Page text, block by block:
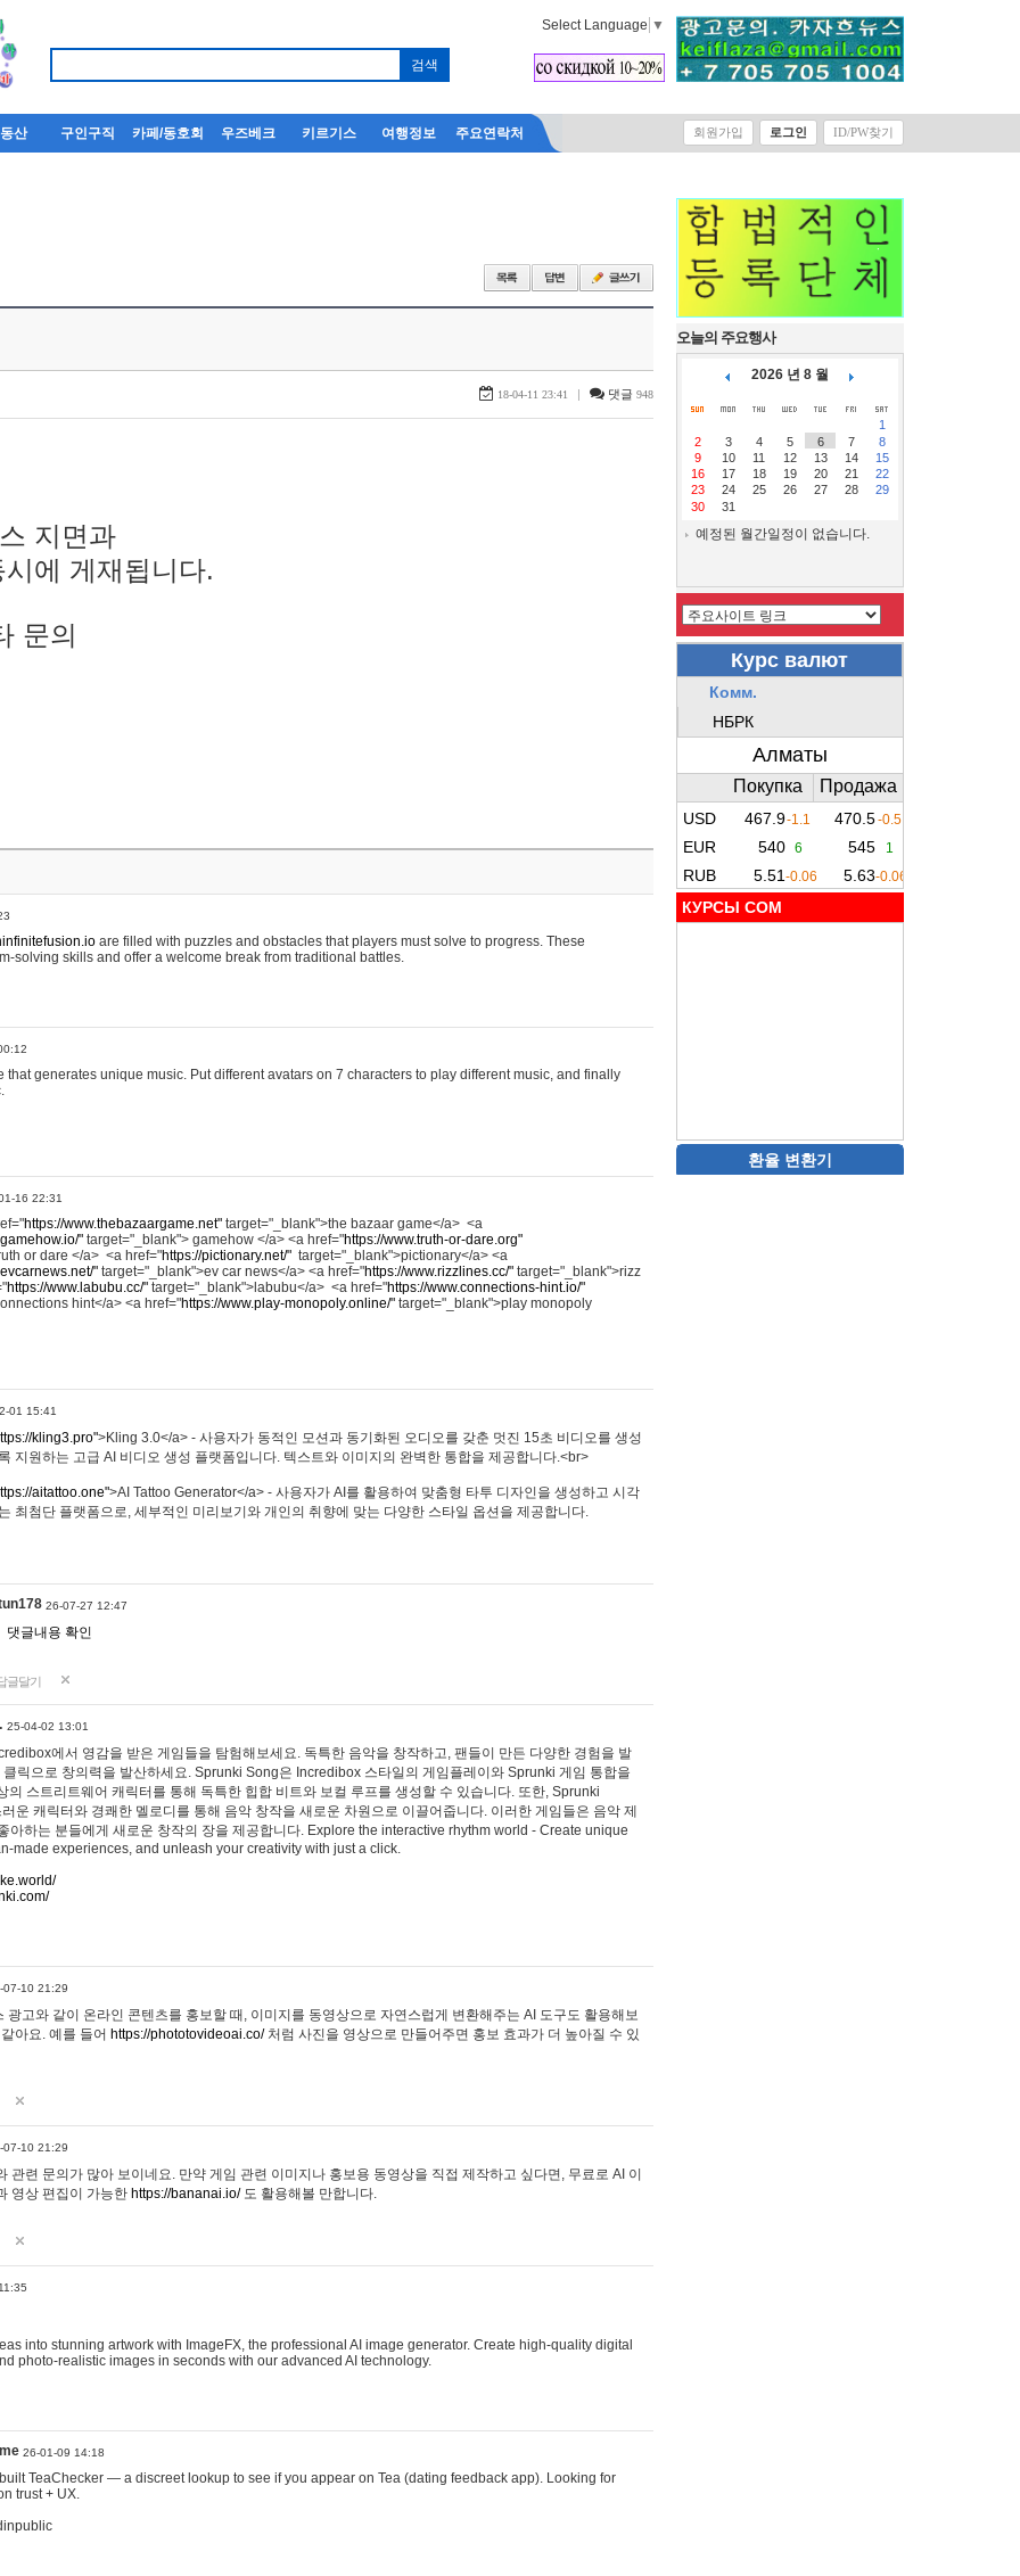
Select Language ▼
산 구인구직 카페/동호회 우즈베크 키르기스 여행정보 주요연락처 회원가입 로그인 ID/PW찾기
18-04-11 23:41 | 댓글 948
지면과
에 게재됩니다.
문의
are filled with puzzles and obstacles that players must solve to progress. These
solving skills and offer a welcome break from traditional battles.
that generates unique music. Put different avatars on 7 characters to play different music, and finally
16 22:31
https://www.thebazaargame.net" target="_blank">the bazaar game</a> <a
" target="_blank"> gamehow </a> <a href="https://www.truth-or-dare.org"
or dare </a> <a href="https://pictionary.net/" target="_blank">pictionary</a> <a
" target="_blank">ev car news</a> <a href="https://www.rizzlines.cc/" target="_blank">rizz
https://www.labubu.cc/" target="_blank">labubu</a> <a href="https://www.connections-hint.io/"
hint</a> <a href="https://www.play-monopoly.online/" target="_blank">play monopoly
01 15:41
kling3.pro">Kling 3.0</a> - 사용자가 동적인 모션과 동기화된 오디오를 갖춘 멋진 15초 비디오를 생성
지원하는 고급 AI 비디오 생성 플랫폼입니다. 텍스트와 이미지의 완벽한 통합을 제공합니다.<br>
aitattoo.one">AI Tattoo Generator</a> - 사용자가 AI를 활용하여 맞춤형 타투 디자인을 생성하고 시각
최첨단 플랫폼으로, 세부적인 미리보기와 개인의 취향에 맞는 다양한 스타일 옵션을 제공합니다.
26-07-27 12:47
댓글내용 확인
글달기
25-04-02 13:01
에서 영감을 받은 게임들을 탐험해보세요. 독특한 음악을 창작하고, 팬들이 만든 다양한 경험을 발
클릭으로 창의력을 발산하세요. Sprunki Song은 Incredibox 스타일의 게임플레이와 Sprunki 게임 통합을
의 스트리트웨어 캐릭터를 통해 독특한 힙합 비트와 보컬 루프를 생성할 수 있습니다. 또한, Sprunki
운 캐릭터와 경쾌한 멜로디를 통해 음악 창작을 새로운 차원으로 이끌어줍니다. 이러한 게임들은 음악 제
아하는 분들에게 새로운 창작의 장을 제공합니다. Explore the interactive rhythm world - Create unique
made experiences, and unleash your creativity with just a click.
07-10 21:29
광고와 같이 온라인 콘텐츠를 홍보할 때, 이미지를 동영상으로 자연스럽게 변환해주는 AI 도구도 활용해보
아요. 예를 들어 https://phototovideoai.co/처럼 사진을 영상으로 만들어주면 홍보 효과가 더 높아질 수 있
07-10 21:29
관련 문의가 많아 보이네요. 만약 게임 관련 이미지나 홍보용 동영상을 직접 제작하고 싶다면, 무료로 AI 이
영상 편집이 가능한 https://bananai.io/도 활용해볼 만합니다.
into stunning artwork with ImageFX, the professional AI image generator. Create high-quality digital
photo-realistic images in seconds with our advanced AI technology.
26-01-09 14:18
TeaChecker — a discreet lookup to see if you appear on Tea (dating feedback app). Looking for
trust + UX.
오늘의 주요행사
2026 년 8 월
1
2
3 4 5 6 7
8
9
10 11 12 13 14
15
16
17 18 19 20 21
22
23
24 25 26 27 28
29
30
31
예정된 월간일정이 없습니다.
КУРСЫ COM
환율 변환기